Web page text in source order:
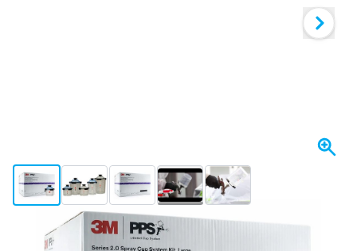
View larger imageView larger imageView larger imageView larger imageView larger image
Spedito oggi